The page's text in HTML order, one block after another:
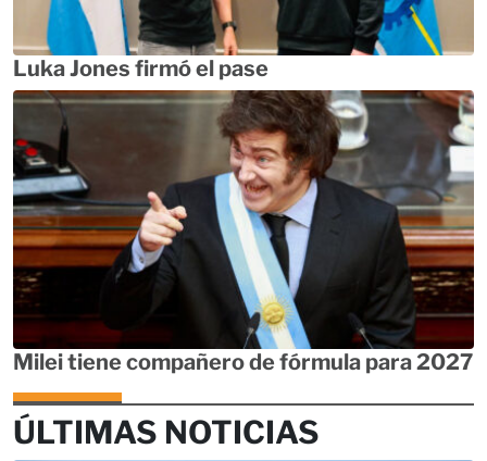
Luka Jones firmó el pase
Milei tiene compañero de fórmula para 2027
ÚLTIMAS NOTICIAS